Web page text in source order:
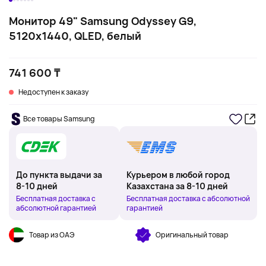
Монитор 49" Samsung Odyssey G9,
5120x1440, QLED, белый
741 600 ₸
Недоступен к заказу
Все товары Samsung
До пункта выдачи за
8-10 дней
Бесплатная доставка с
абсолютной гарантией
Курьером в любой город
Казахстана за 8-10 дней
Бесплатная доставка с абсолютной
гарантией
Товар из ОАЭ Оригинальный товар